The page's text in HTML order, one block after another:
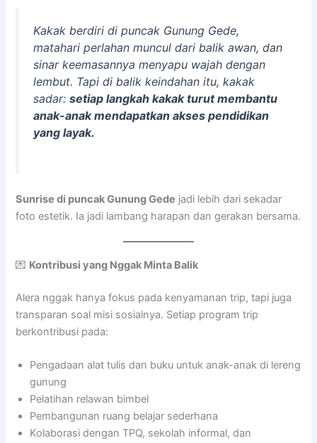
Kakak berdiri di puncak Gunung Gede,
matahari perlahan muncul dari balik awan, dan
sinar keemasannya menyapu wajah dengan
lembut. Tapi di balik keindahan itu, kakak
sadar:setiap langkah kakak turut membantu
anak-anak mendapatkan akses pendidikan
yang layak.
Sunrise di puncak Gunung Gede jadi lebih dari sekadar
foto estetik. Ia jadi lambang harapan dan gerakan bersama.
💌 Kontribusi yang Nggak Minta Balik
Alera nggak hanya fokus pada kenyamanan trip, tapi juga
transparan soal misi sosialnya. Setiap program trip
berkontribusi pada:
Pengadaan alat tulis dan buku untuk anak-anak di lereng
gunung
Pelatihan relawan bimbel
Pembangunan ruang belajar sederhana
Kolaborasi dengan TPQ, sekolah informal, dan